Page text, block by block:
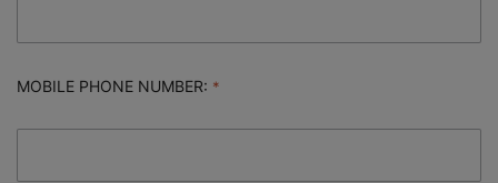
MOBILE PHONE NUMBER: